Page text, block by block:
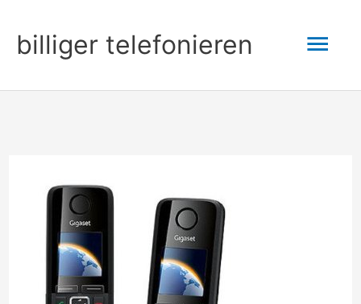
Inhalt
springen
billiger telefonieren